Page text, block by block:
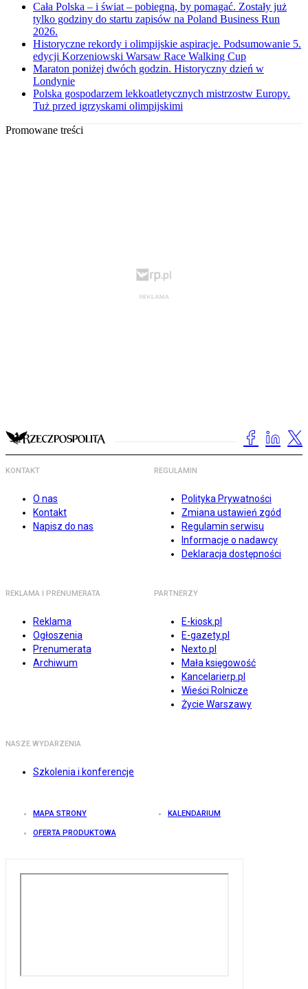
Cała Polska – i świat – pobiegną, by pomagać. Zostały już
tylko godziny do startu zapisów na Poland Business Run
2026.
Historyczne rekordy i olimpijskie aspiracje. Podsumowanie 5.
edycji Korzeniowski Warsaw Race Walking Cup
Maraton poniżej dwóch godzin. Historyczny dzień w
Londynie
Polska gospodarzem lekkoatletycznych mistrzostw Europy.
Tuż przed igrzyskami olimpijskimi
Promowane treści
KONTAKT
O nas
Kontakt
Napisz do nas
REGULAMIN
Polityka Prywatności
Zmiana ustawień zgód
Regulamin serwisu
Informacje o nadawcy
Deklaracja dostępności
REKLAMA I PRENUMERATA
Reklama
Ogłoszenia
Prenumerata
Archiwum
PARTNERZY
E-kiosk.pl
E-gazety.pl
Nexto.pl
Mała księgowość
Kancelarierp.pl
Wieści Rolnicze
Życie Warszawy
NASZE WYDARZENIA
Szkolenia i konferencje
MAPA STRONY KALENDARIUM
OFERTA PRODUKTOWA